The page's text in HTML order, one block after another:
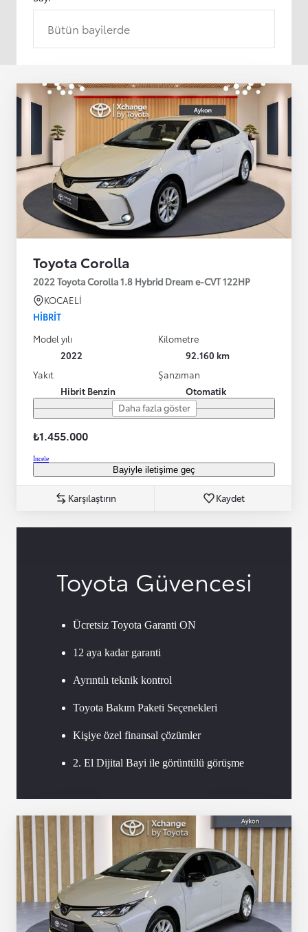
Bütün bayilerde
Toyota Corolla
2022 Toyota Corolla 1.8 Hybrid Dream e-CVT 122HP
KOCAELİ
HIBRIT
Model yılı
2022
Kilometre
92.160 km
Yakıt
Hibrit Benzin
Şanzıman
Otomatik
Daha fazla göster
₺1.455.000
İncele
Bayiyle iletişime geç
Karşılaştırın Kaydet
Toyota Güvencesi
Ücretsiz Toyota Garanti ON
12 aya kadar garanti
Ayrıntılı teknik kontrol
Toyota Bakım Paketi Seçenekleri
Kişiye özel finansal çözümler
2. El Dijital Bayi ile görüntülü görüşme